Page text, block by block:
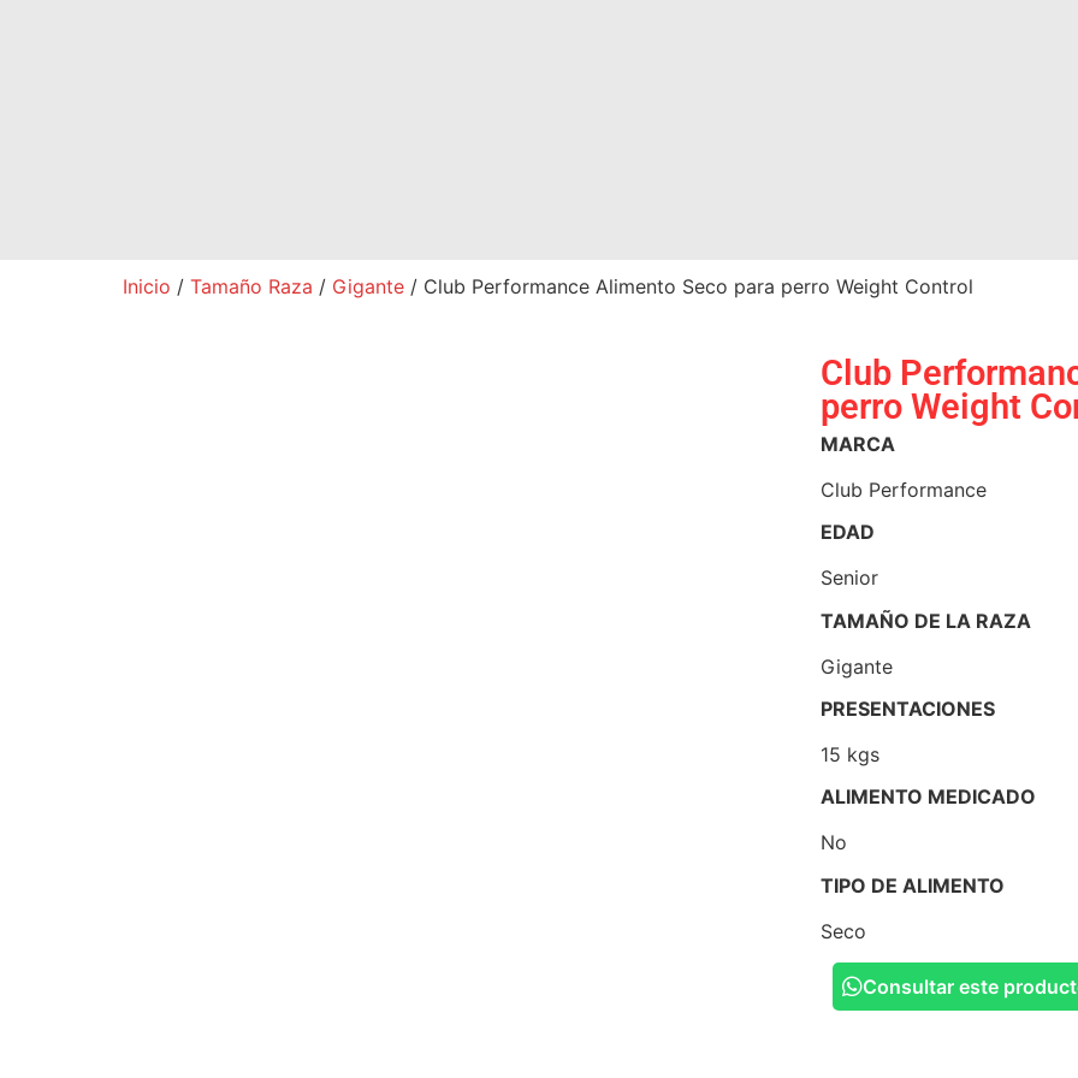
Inicio / Tamaño Raza / Gigante / Club Performance Alimento Seco para perro Weight Control
Club
perro Weight
MARCA
Club Performance
EDAD
Senior
TAMAÑO DE LA RAZA
Gigante
PRESENTACIONES
15 kgs
ALIMENTO MEDICADO
No
TIPO DE ALIMENTO
Seco
Consultar este